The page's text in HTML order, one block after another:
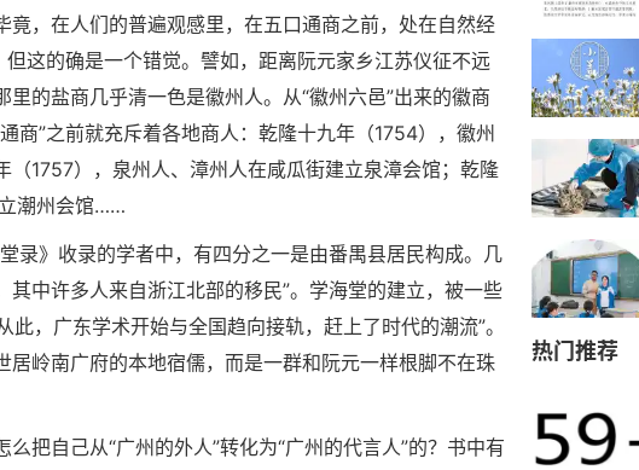
，在人们的普遍观感里，在五口通商之前，处在自然经
这的确是一个错觉。譬如，距离阮元家乡江苏仪征不远
的盐商几乎清一色是徽州人。从“徽州六邑”出来的徽商
商”之前就充斥着各地商人：乾隆十九年（1754），徽州
1757），泉州人、漳州人在咸瓜街建立泉漳会馆；乾隆
潮州会馆……
录》收录的学者中，有四分之一是由番禺县居民构成。几
中许多人来自浙江北部的移民”。学海堂的建立，被一些
此，广东学术开始与全国趋向接轨，赶上了时代的潮流”。
岭南广府的本地宿儒，而是一群和阮元一样根脚不在珠
把自己从“广州的外人”转化为“广州的代言人”的？书中有
热门推荐